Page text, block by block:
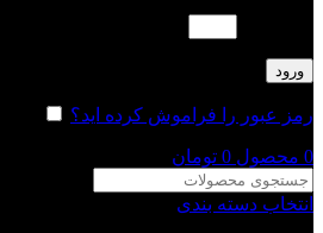
ورود
رمز عبور را فراموش کرده اید؟
0 محصول 0 تومان
انتخاب دسته بندی